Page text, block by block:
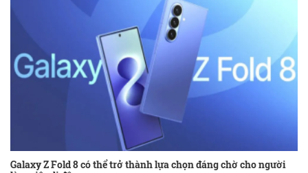
Galaxy Z Fold 8 có thể trở thành lựa chọn đáng chờ cho người